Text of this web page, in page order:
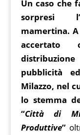
e
b
o
o
k
er
at
s
A
p
p
g
g
er
k
Un caso che
sorpresi
mamertina.
accertato
pubblicità
Milazzo, nel
lo stemma
“Città di
Produttive”